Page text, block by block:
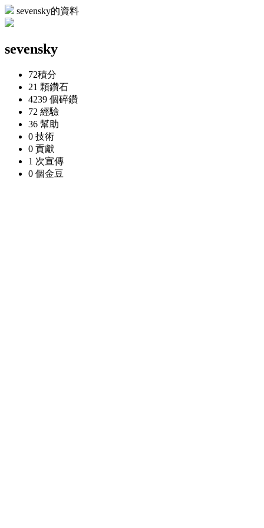
sevensky的資料
sevensky
72積分
21 顆鑽石
4239 個碎鑽
72 經驗
36 幫助
0 技術
0 貢獻
1 次宣傳
0 個金豆